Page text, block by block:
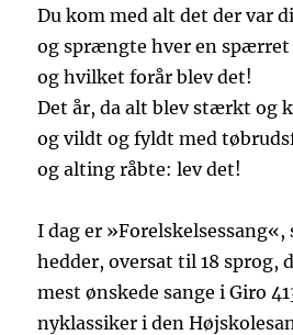
Du kom med alt det der var
og sprængte hver en spærret
og hvilket forår blev det!
Det år, da alt blev stærkt og
og vildt og fyldt med
og alting råbte: lev det!
I dag er
hedder, oversat til 18 sprog,
mest ønskede sange i Giro
nyklassiker i den